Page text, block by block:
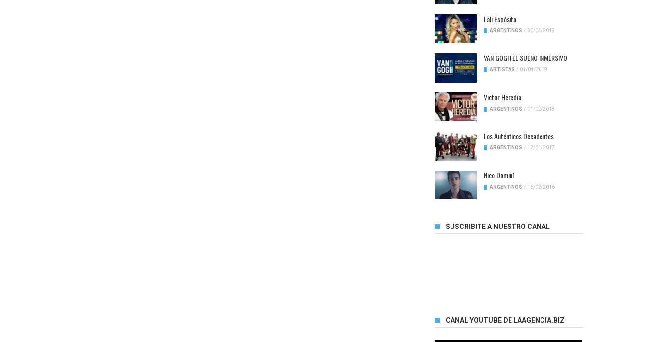
Lali Espósito
ARGENTINOS / 30/04/2019
VAN GOGH EL SUENO INMERSIVO
ARTISTAS / 01/04/2019
Victor Heredia
ARGENTINOS / 01/02/2018
Los Auténticos Decadentes
ARGENTINOS / 12/01/2017
Nico Dominí
ARGENTINOS / 16/02/2016
SUSCRIBITE A NUESTRO CANAL
CANAL YOUTUBE DE LAAGENCIA.BIZ